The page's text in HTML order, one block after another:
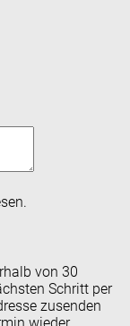
von 30
Schritt per
zusenden